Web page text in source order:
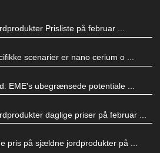
Prisliste på februar ...
scenarier er nano cerium o ...
EME's ubegrænsede potentiale ...
daglige priser på februar ...
pris på sjældne jordprodukter på ...